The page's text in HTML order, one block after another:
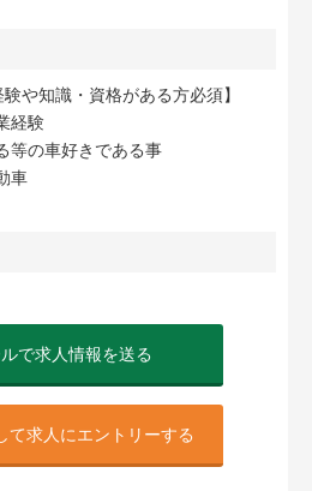
や知識・資格がある方必須】
経験
等の車好きである事
車
ルで求人情報を送る
て求人にエントリーする